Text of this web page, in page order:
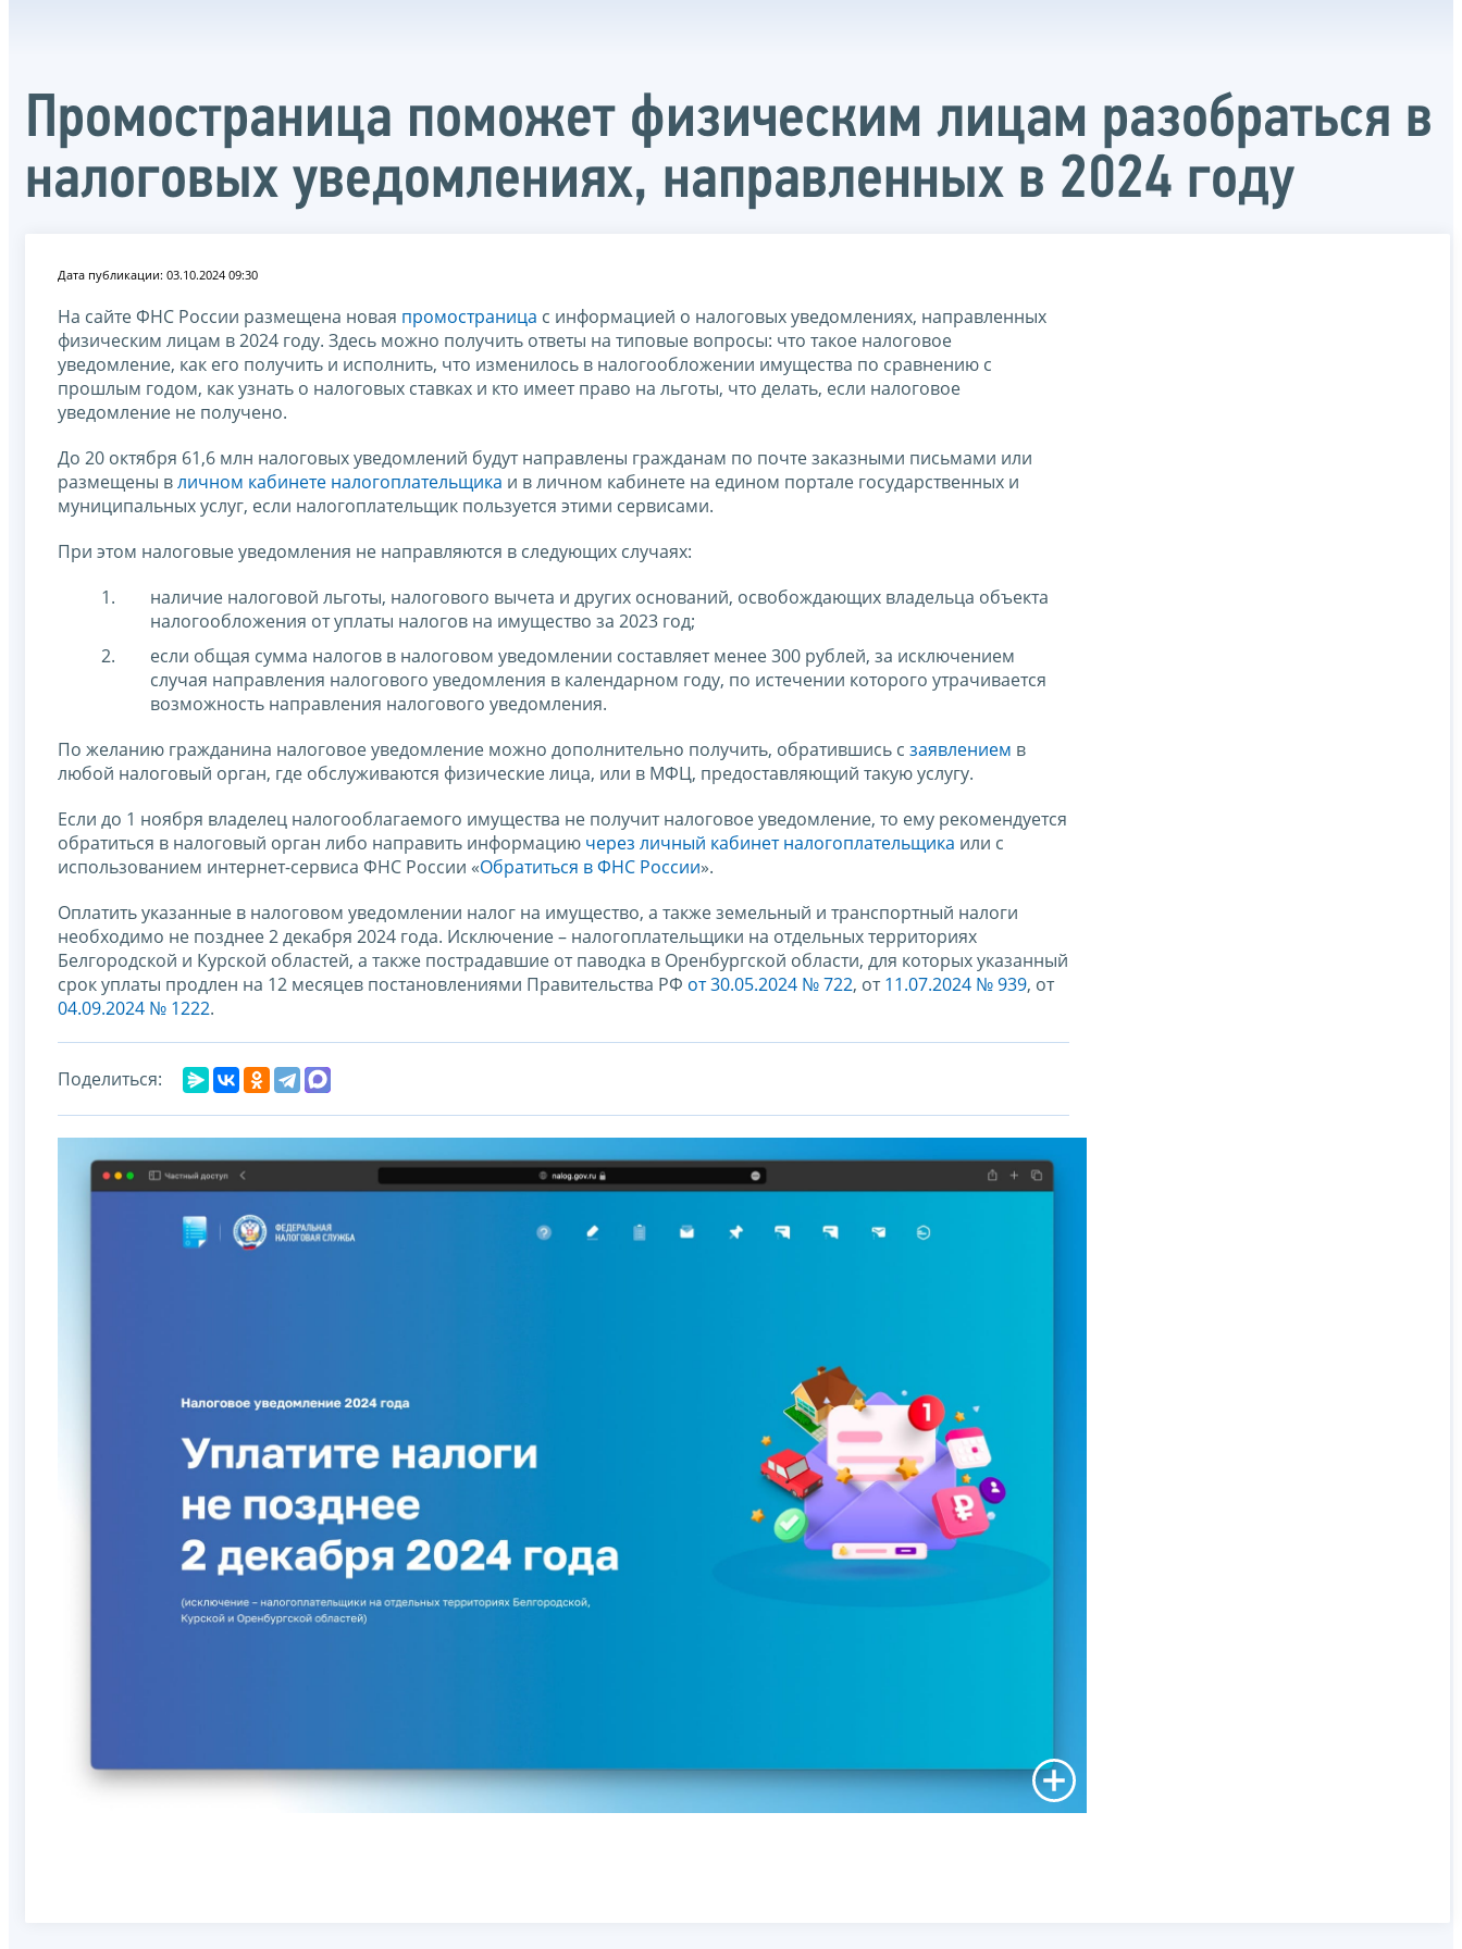
Промостраница поможет физическим лицам разобраться в
налоговых уведомлениях, направленных в 2024 году
Дата публикации: 03.10.2024 09:30
На сайте ФНС России размещена новая промостраница с информацией о налоговых уведомлениях, направленных
физическим лицам в 2024 году. Здесь можно получить ответы на типовые вопросы: что такое налоговое
уведомление, как его получить и исполнить, что изменилось в налогообложении имущества по сравнению с
прошлым годом, как узнать о налоговых ставках и кто имеет право на льготы, что делать, если налоговое
уведомление не получено.
До 20 октября 61,6 млн налоговых уведомлений будут направлены гражданам по почте заказными письмами или
размещены вличном кабинете налогоплательщика и в личном кабинете на едином портале государственных и
муниципальных услуг, если налогоплательщик пользуется этими сервисами.
При этом налоговые уведомления не направляются в следующих случаях:
наличие налоговой льготы, налогового вычета и других оснований, освобождающих владельца объекта
налогообложения от уплаты налогов на имущество за 2023 год;
если общая сумма налогов в налоговом уведомлении составляет менее 300 рублей, за исключением
случая направления налогового уведомления в календарном году, по истечении которого утрачивается
возможность направления налогового уведомления.
По желанию гражданина налоговое уведомление можно дополнительно получить, обратившись с заявлением в
любой налоговый орган, где обслуживаются физические лица, или в МФЦ, предоставляющий такую услугу.
Если до 1 ноября владелец налогооблагаемого имущества не получит налоговое уведомление, то ему рекомендуется
обратиться в налоговый орган либо направить информацию через личный кабинет налогоплательщика или с
использованием интернет-сервиса ФНС России «Обратиться в ФНС России».
Оплатить указанные в налоговом уведомлении налог на имущество, а также земельный и транспортный налоги
необходимо не позднее 2 декабря 2024 года. Исключение – налогоплательщики на отдельных территориях
Белгородской и Курской областей, а также пострадавшие от паводка в Оренбургской области, для которых указанный
срок уплаты продлен на 12 месяцев постановлениями Правительства РФ от 30.05.2024 № 722, от11.07.2024 № 939, от
04.09.2024 № 1222.
Поделиться: